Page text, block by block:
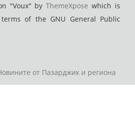
"Voux" byThemeXpose which is
of the GNU General Public
от Пазарджик и региона